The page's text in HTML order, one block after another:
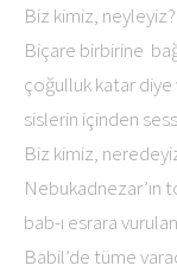
Biz kimiz, neyleyiz?
Biçare birbirine
çoğulluk katar
sislerin içinden
Biz kimiz,
Nebukadnezar’ın
bab-ı esrara
Babil’de tüme